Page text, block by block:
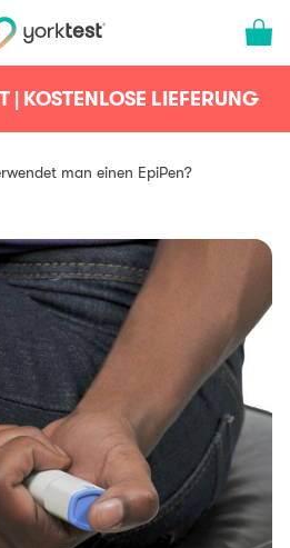
Cart
| KOSTENLOSE LIEFERUNG
man einen EpiPen?